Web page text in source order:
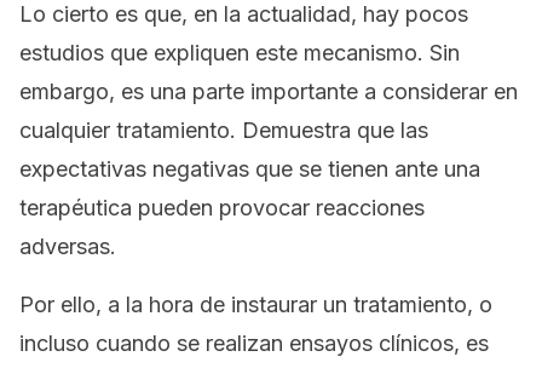
Lo cierto es que, en la actualidad, hay pocos
estudios que expliquen este mecanismo. Sin
embargo, es una parte importante a considerar en
cualquier tratamiento. Demuestra que las
expectativas negativas que se tienen ante una
terapéutica pueden provocar reacciones
adversas.
Por ello, a la hora de instaurar un tratamiento, o
incluso cuando se realizan ensayos clínicos, es